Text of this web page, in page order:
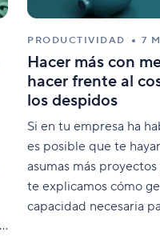
PRODUCTIVIDAD 7
Hacer más con
hacer frente al
los despidos
Si en tu empresa ha
es posible que te
asumas más
te explicamos cómo
capacidad necesaria